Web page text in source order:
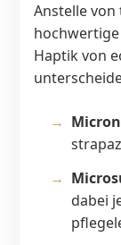
Anstelle von
Haptik von
dabei